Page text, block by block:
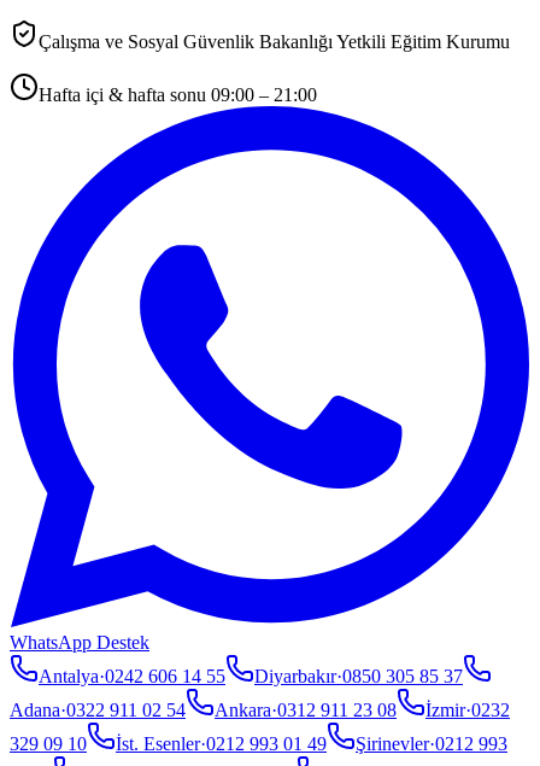
Çalışma ve Sosyal Güvenlik Bakanlığı Yetkili Eğitim Kurumu
Hafta içi & hafta sonu 09:00 – 21:00
WhatsApp Destek
Antalya·0242 606 14 55 Diyarbakır·0850 305 85 37
Adana·0322 911 02 54 Ankara·0312 911 23 08 İzmir·0232
329 09 10
İst. Esenler·0212 993 01 49 Şirinevler·0212 993